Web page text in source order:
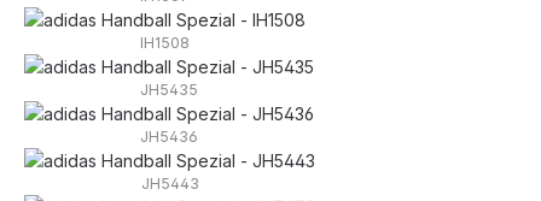
IH1508
JH5435
JH5436
JH5443